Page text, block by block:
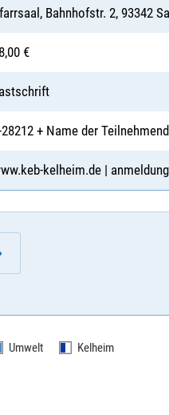
Bahnhofstr. 2, 93342
€
28212 + Name der
kelheim.de |
Umwelt Kelheim